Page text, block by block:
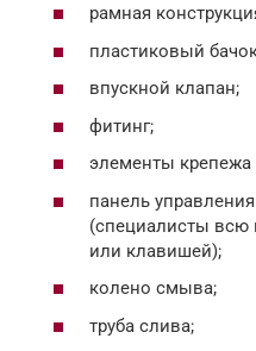
рамная
пластиковый
впускной клапан;
фитинг;
элементы крепежа
панель
(специалисты всю
или клавишей);
колено смыва;
труба слива;